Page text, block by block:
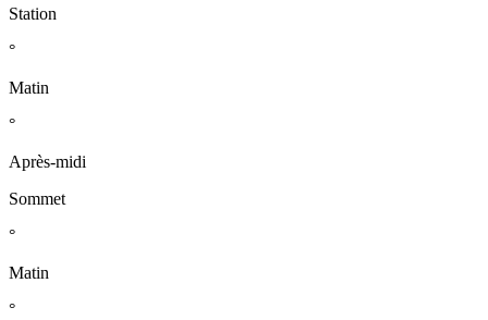
Station
°
Matin
°
Après-midi
Sommet
°
Matin
°